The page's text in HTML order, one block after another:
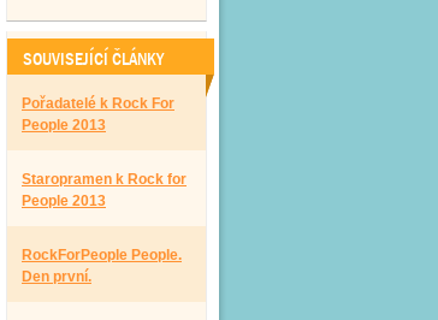
SOUVISEJÍCÍ ČLÁNKY
Pořadatelé k Rock For
People 2013
Staropramen k Rock for
People 2013
RockForPeople People.
Den první.